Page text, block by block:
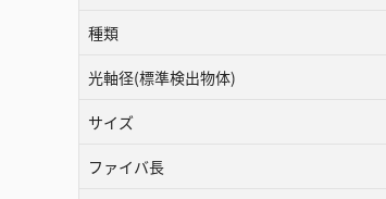
種類
光軸径(標準検出物体)
サイズ
ファイバ長